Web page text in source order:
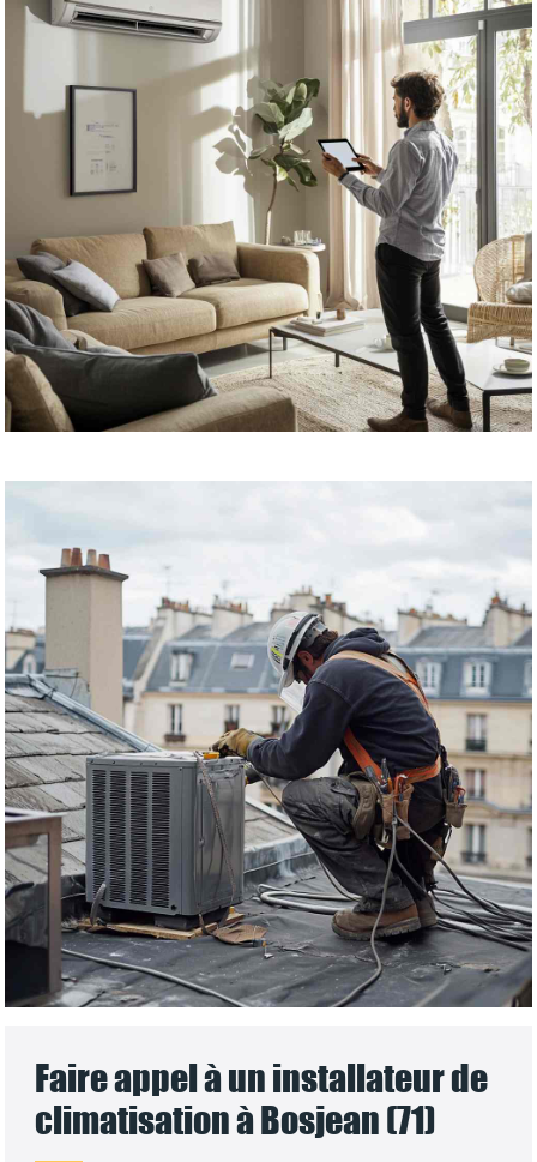
Faire appel à un installateur de
climatisation à Bosjean (71)